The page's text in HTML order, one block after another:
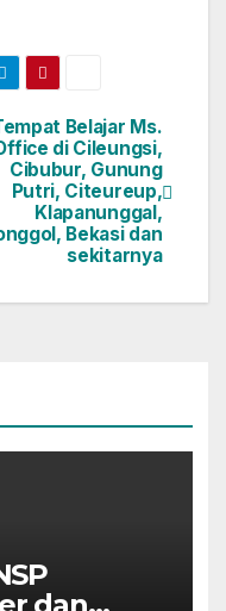
Belajar Ms.
di Cileungsi,
Cibubur, Gunung
Putri, Citeureup,
Klapanunggal,
Bekasi dan
sekitarnya